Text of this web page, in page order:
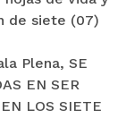
de siete (07)
Plena, SE
EN SER
LOS SIETE